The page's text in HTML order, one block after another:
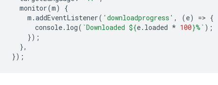
monitor(m)
{
m .addEventListener( 'downloadprogress' , (e) => {
console. log( `Downloaded ${e. loaded * 100}%` );
});
},
});